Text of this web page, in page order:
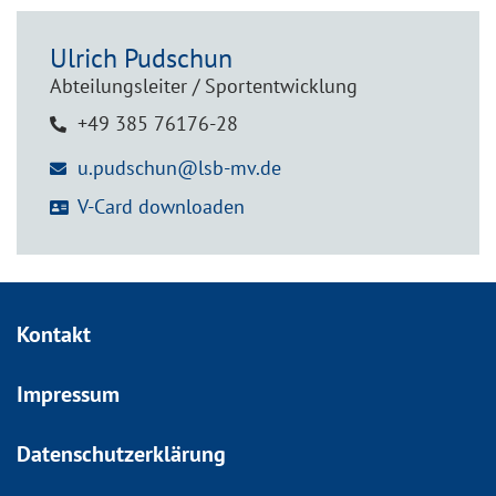
Ulrich Pudschun
Abteilungsleiter / Sportentwicklung
+49 385 76176-28
u.pudschun@lsb-mv.de
V-Card downloaden
Kontakt
Impressum
Datenschutzerklärung